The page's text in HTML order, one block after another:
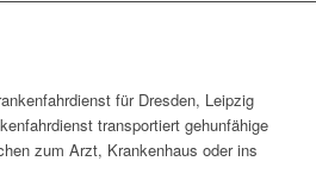
für Dresden, Leipzig
transportiert gehunfähige
zum Arzt, Krankenhaus oder ins